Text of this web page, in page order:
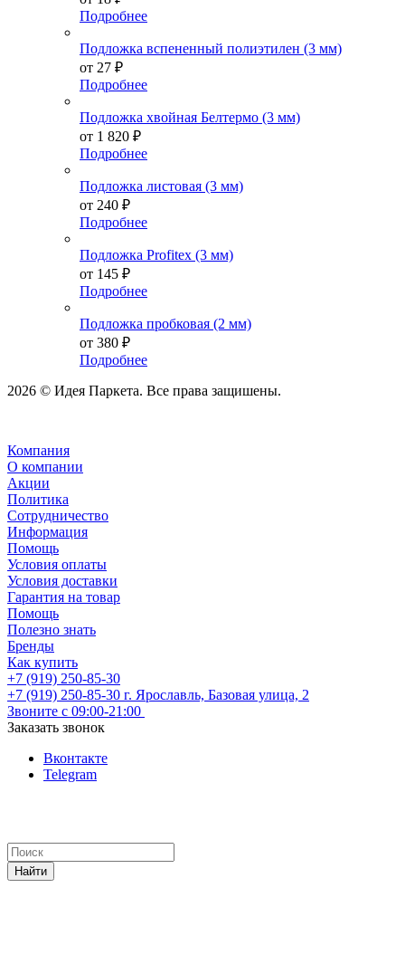
Подробнее
Подложка вспененный полиэтилен (3 мм)
от 27 ₽
Подробнее
Подложка хвойная Белтермо (3 мм)
от 1 820 ₽
Подробнее
Подложка листовая (3 мм)
от 240 ₽
Подробнее
Подложка Profitex (3 мм)
от 145 ₽
Подробнее
Подложка пробковая (2 мм)
от 380 ₽
Подробнее
2026 © Идея Паркета. Все права защишены.
Компания
О компании
Акции
Политика
Сотрудничество
Информация
Помощь
Условия оплаты
Условия доставки
Гарантия на товар
Помощь
Полезно знать
Бренды
Как купить
+7 (919) 250-85-30
+7 (919) 250-85-30 г. Ярославль, Базовая улица, 2
Звоните с 09:00-21:00
Заказать звонок
Вконтакте
Telegram
Найти